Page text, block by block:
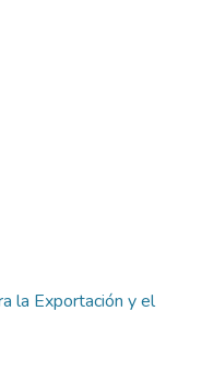
la Exportación y el